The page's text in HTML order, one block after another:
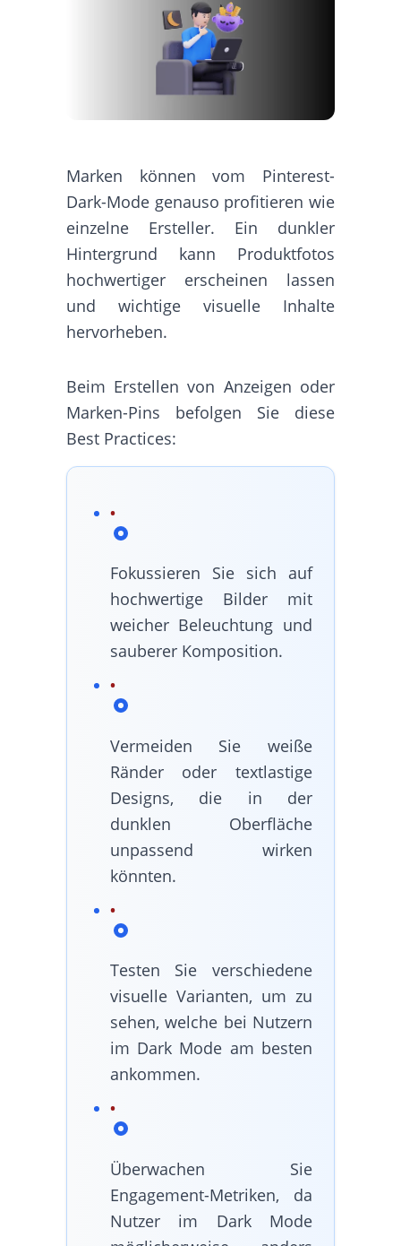
Marken können vom Pinterest-
Dark-Mode genauso profitieren wie
einzelne Ersteller. Ein dunkler
Hintergrund kann Produktfotos
hochwertiger erscheinen lassen
und wichtige visuelle Inhalte
hervorheben.
Beim Erstellen von Anzeigen oder
Marken-Pins befolgen Sie diese
Best Practices:
Fokussieren Sie sich auf
hochwertige Bilder mit
weicher Beleuchtung und
sauberer Komposition.
Vermeiden Sie weiße
Ränder oder textlastige
Designs, die in der
dunklen Oberfläche
unpassend wirken
könnten.
Testen Sie verschiedene
visuelle Varianten, um zu
sehen, welche bei Nutzern
im Dark Mode am besten
ankommen.
Überwachen Sie
Engagement-Metriken, da
Nutzer im Dark Mode